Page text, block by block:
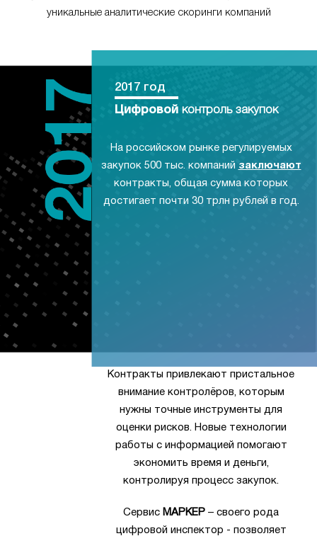
уникальные аналитические скоринги компаний
2017 год
Цифровой контроль закупок
На российском рынке регулируемых
закупок 500 тыс. компаний заключают
контракты, общая сумма которых
достигает почти 30 трлн рублей в год.
Контракты привлекают пристальное
внимание контролёров, которым
нужны точные инструменты для
оценки рисков. Новые технологии
работы с информацией помогают
экономить время и деньги,
контролируя процесс закупок.
Сервис МАРКЕР – своего рода
цифровой инспектор - позволяет